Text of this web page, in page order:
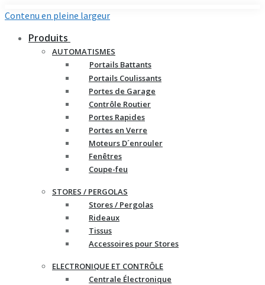
Contenu en pleine largeur
Produits
AUTOMATISMES
Portails Battants
Portails Coulissants
Portes de Garage
Contrôle Routier
Portes Rapides
Portes en Verre
Moteurs D´enrouler
Fenêtres
Coupe-feu
STORES / PERGOLAS
Stores / Pergolas
Rideaux
Tissus
Accessoires pour Stores
ELECTRONIQUE ET CONTRÔLE
Centrale Électronique